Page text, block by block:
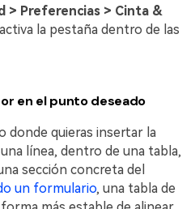
> Preferencias > Cinta &
la pestaña dentro de las
en el punto deseado
donde quieras insertar la
línea, dentro de una tabla,
sección concreta del
un formulario, una tabla de